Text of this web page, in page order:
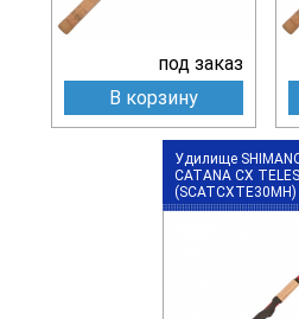
под заказ
В корзину
Удилище
CATANA CX
(SCATCXTE30MH)